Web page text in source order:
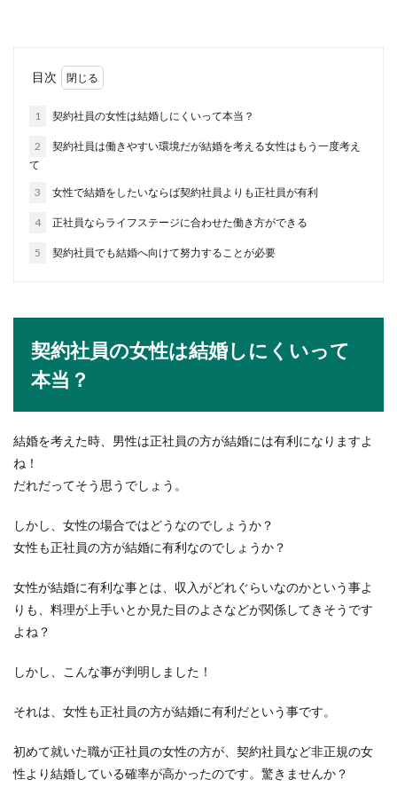
でフラフラなのにどうしても出社しなくてはなら
特技を面接で聞かれる大学生、そのワ
て困った経験はありませんか？趣味はあっても、
特技...
パートを辞める際は、もっともらしい
理由で円満退職！
る方がいるかと思いますが、パートを辞める際の
職場で告白して振られたときの対処法
や成功するためのコツ
すよね。...
コンビニのフランチャイズと直営店の
違いとメリット・デメリット
目次
1 契約社員の女性は結婚しにくいって本当？
2
契約社員は働きやすい環境だが結婚を考える女性はもう一度考え
て
3 女性で結婚をしたいならば契約社員よりも正社員が有利
4 正社員ならライフステージに合わせた働き方ができる
5 契約社員でも結婚へ向けて努力することが必要
契約社員の女性は結婚しにくいって
本当？
結婚を考えた時、男性は正社員の方が結婚には有利になりますよ
ね！
だれだってそう思うでしょう。
しかし、女性の場合ではどうなのでしょうか？
女性も正社員の方が結婚に有利なのでしょうか？
女性が結婚に有利な事とは、収入がどれぐらいなのかという事よ
りも、料理が上手いとか見た目のよさなどが関係してきそうです
よね？
しかし、こんな事が判明しました！
それは、女性も正社員の方が結婚に有利だという事です。
初めて就いた職が正社員の女性の方が、契約社員など非正規の女
性より結婚している確率が高かったのです。驚きませんか？